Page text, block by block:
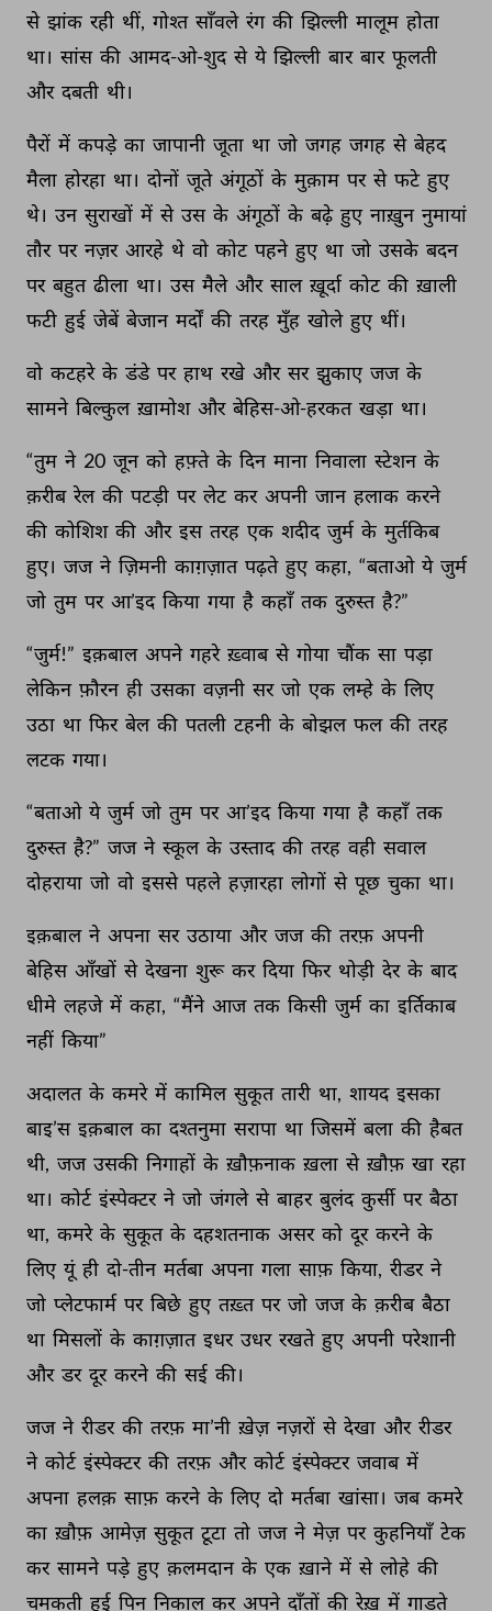
से झांक रही थीं, गोश्त साँवले रंग की झिल्ली मालूम होता
था। सांस की आमद-ओ-शुद से ये झिल्ली बार बार फूलती
और दबती थी।
पैरों में कपड़े का जापानी जूता था जो जगह जगह से बेहद
मैला होरहा था। दोनों जूते अंगूठों के मुक़ाम पर से फटे हुए
थे। उन सुराखों में से उस के अंगूठों के बढ़े हुए नाख़ुन नुमायां
तौर पर नज़र आरहे थे वो कोट पहने हुए था जो उसके बदन
पर बहुत ढीला था। उस मैले और साल ख़ूर्दा कोट की ख़ाली
फटी हुई जेबें बेजान मर्दों की तरह मुँह खोले हुए थीं।
वो कटहरे के डंडे पर हाथ रखे और सर झुकाए जज के
सामने बिल्कुल ख़ामोश और बेहिस-ओ-हरकत खड़ा था।
“तुम ने 20 जून को हफ़्ते के दिन माना निवाला स्टेशन के
क़रीब रेल की पटड़ी पर लेट कर अपनी जान हलाक करने
की कोशिश की और इस तरह एक शदीद जुर्म के मुर्तकिब
हुए। जज ने ज़िमनी काग़ज़ात पढ़ते हुए कहा, “बताओ ये जुर्म
जो तुम पर आ’इद किया गया है कहाँ तक दुरुस्त है?”
“जुर्म!” इक़बाल अपने गहरे ख़्वाब से गोया चौंक सा पड़ा
लेकिन फ़ौरन ही उसका वज़नी सर जो एक लम्हे के लिए
उठा था फिर बेल की पतली टहनी के बोझल फल की तरह
लटक गया।
“बताओ ये जुर्म जो तुम पर आ’इद किया गया है कहाँ तक
दुरुस्त है?” जज ने स्कूल के उस्ताद की तरह वही सवाल
दोहराया जो वो इससे पहले हज़ारहा लोगों से पूछ चुका था।
इक़बाल ने अपना सर उठाया और जज की तरफ़ अपनी
बेहिस आँखों से देखना शुरू कर दिया फिर थोड़ी देर के बाद
धीमे लहजे में कहा, “मैंने आज तक किसी जुर्म का इर्तिकाब
नहीं किया”
अदालत के कमरे में कामिल सुकूत तारी था, शायद इसका
बाइ’स इक़बाल का दश्तनुमा सरापा था जिसमें बला की हैबत
थी, जज उसकी निगाहों के ख़ौफ़नाक ख़ला से ख़ौफ़ खा रहा
था। कोर्ट इंस्पेक्टर ने जो जंगले से बाहर बुलंद कुर्सी पर बैठा
था, कमरे के सुकूत के दहशतनाक असर को दूर करने के
लिए यूं ही दो-तीन मर्तबा अपना गला साफ़ किया, रीडर ने
जो प्लेटफार्म पर बिछे हुए तख़्त पर जो जज के क़रीब बैठा
था मिसलों के काग़ज़ात इधर उधर रखते हुए अपनी परेशानी
और डर दूर करने की सई की।
जज ने रीडर की तरफ़ मा’नी ख़ेज़ नज़रों से देखा और रीडर
ने कोर्ट इंस्पेक्टर की तरफ़ और कोर्ट इंस्पेक्टर जवाब में
अपना हलक़ साफ़ करने के लिए दो मर्तबा खांसा। जब कमरे
का ख़ौफ़ आमेज़ सुकूत टूटा तो जज ने मेज़ पर कुहनियाँ टेक
कर सामने पड़े हुए क़लमदान के एक ख़ाने में से लोहे की
चमकती हुई पिन निकाल कर अपने दाँतों की रेख़ में गाड़ते